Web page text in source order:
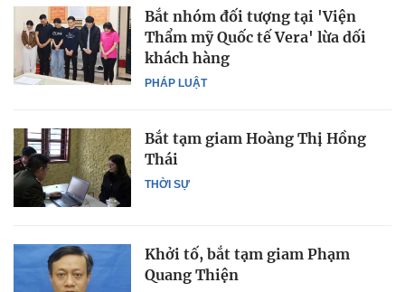
PHÁP LUẬT
Bắt nhóm đối tượng tại 'Viện
Thẩm mỹ Quốc tế Vera' lừa dối
khách hàng
THỜI SỰ
Bắt tạm giam Hoàng Thị Hồng
Thái
Khởi tố, bắt tạm giam Phạm
Quang Thiện